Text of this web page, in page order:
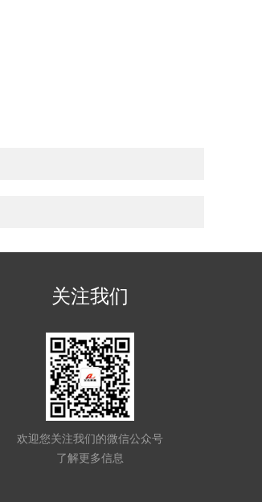
关注我们
欢迎您关注我们的微信公众号
了解更多信息